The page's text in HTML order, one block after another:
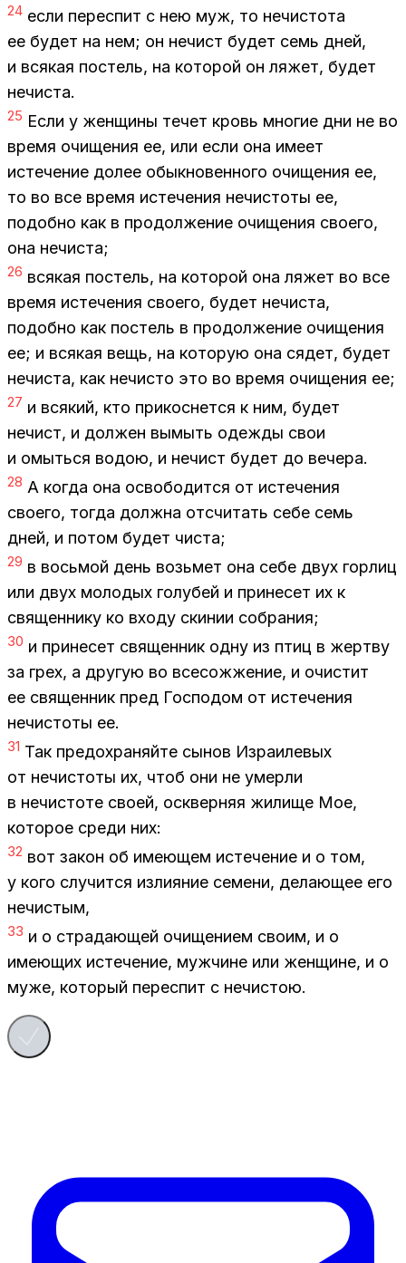
24 если пе­ре­спит с нею муж, то нечи­сто­та
ее бу­дет на нем; он нечист бу­дет семь дней,
и вся­кая по­стель, на ко­то­рой он ля­жет, бу­дет
нечи­ста.
25 Если у жен­щи­ны те­чет кровь мно­гие дни не во
вре­мя очи­ще­ния ее, или если она име­ет
ис­те­че­ние до­лее обык­но­вен­но­го очи­ще­ния ее,
то во все вре­мя ис­те­че­ния нечи­сто­ты ее,
по­доб­но как в про­дол­же­ние очи­ще­ния сво­е­го,
она нечи­ста;
26 вся­кая по­стель, на ко­то­рой она ля­жет во все
вре­мя ис­те­че­ния сво­е­го, бу­дет нечи­ста,
по­доб­но как по­стель в про­дол­же­ние очи­ще­ния
ее; и вся­кая вещь, на ко­то­рую она ся­дет, бу­дет
нечи­ста, как нечи­сто это во вре­мя очи­ще­ния ее;
27 и вся­кий, кто при­кос­нет­ся к ним, бу­дет
нечист, и дол­жен вы­мыть одеж­ды свои
и омыть­ся во­дою, и нечист бу­дет до ве­че­ра.
28 А ко­гда она осво­бо­дит­ся от ис­те­че­ния
сво­е­го, то­гда долж­на от­счи­тать себе семь
дней, и по­том бу­дет чи­ста;
29 в вось­мой день возь­мет она себе двух гор­лиц
или двух мо­ло­дых го­лу­бей и при­не­сет их к
свя­щен­ни­ку ко вхо­ду ски­нии со­бра­ния;
30 и при­не­сет свя­щен­ник одну из птиц в жерт­ву
за грех, а дру­гую во все­со­жже­ние, и очи­стит
ее свя­щен­ник пред Гос­по­дом от ис­те­че­ния
нечи­сто­ты ее.
31 Так предо­хра­няй­те сы­нов Из­ра­и­ле­вых
от нечи­сто­ты их, чтоб они не умер­ли
в нечи­сто­те сво­ей, осквер­няя жи­ли­ще Мое,
ко­то­рое сре­ди них:
32 вот за­кон об име­ю­щем ис­те­че­ние и о том,
у кого слу­чит­ся из­ли­я­ние се­ме­ни, де­ла­ю­щее его
нечи­стым,
33 и о стра­да­ю­щей очи­ще­ни­ем сво­им, и о
име­ю­щих ис­те­че­ние, муж­чине или жен­щине, и о
муже, ко­то­рый пе­ре­спит с нечи­стою.